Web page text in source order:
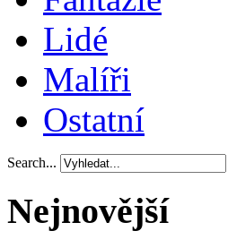
Lidé
Malíři
Ostatní
Search...
Nejnovější